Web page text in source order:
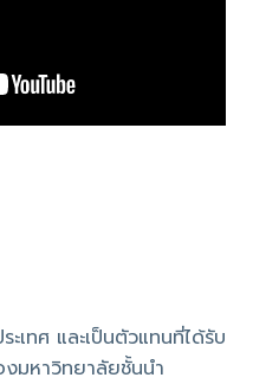
เทศ และเป็นตัวแทนที่ได้รับ
มหาวิทยาลัยชั้นนำ